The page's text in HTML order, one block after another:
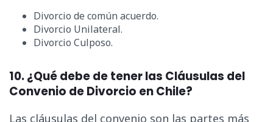
Divorcio de común acuerdo.
Divorcio Unilateral.
Divorcio Culposo.
10. ¿Qué debe de tener las Cláusulas del
Convenio de Divorcio en Chile?
Las cláusulas del convenio son las partes más